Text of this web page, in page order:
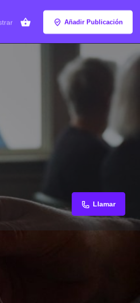
Añadir Publicación
Llamar